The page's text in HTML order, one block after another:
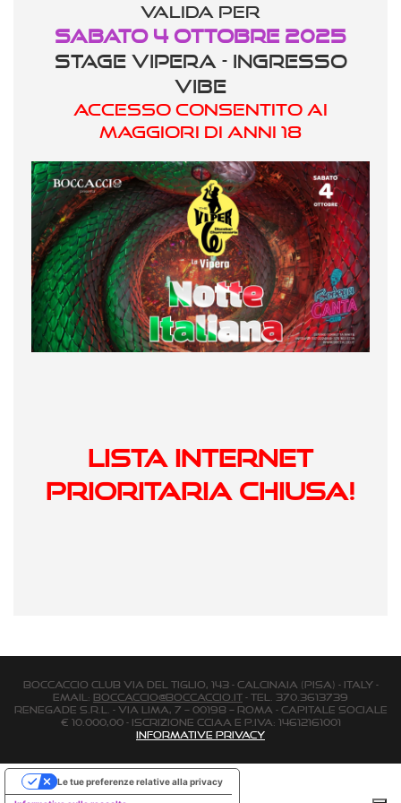
valida per
Sabato 4 Ottobre 2025
STAGE VIPERA - INGRESSO
VIBE
ACCESSO CONSENTITO AI
MAGGIORI DI ANNI 18
LISTA INTERNET
PRIORITARIA CHIUSA!
BOCCACCIO CLUB via Del Tiglio, 143 - Calcinaia (Pisa) - Italy -
email: boccaccio@boccaccio.it - Tel. 370.3613739
Renegade s.r.l. - Via Lima, 7 – 00198 – Roma - Capitale Sociale
€ 10.000,00 - Iscrizione Cciaa e P.Iva: 14612161001
Informative Privacy
Le tue preferenze relative alla privacy